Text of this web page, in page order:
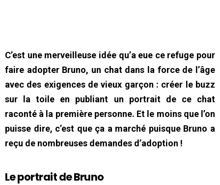
C’est une merveilleuse idée qu’a eue ce refuge pour
faire adopter Bruno, un chat dans la force de l’âge
avec des exigences de vieux garçon : créer le buzz
sur la toile en publiant un portrait de ce chat
raconté à la première personne. Et le moins que l’on
puisse dire, c’est que ça a marché puisque Bruno a
reçu de nombreuses demandes d’adoption !
Le portrait de Bruno